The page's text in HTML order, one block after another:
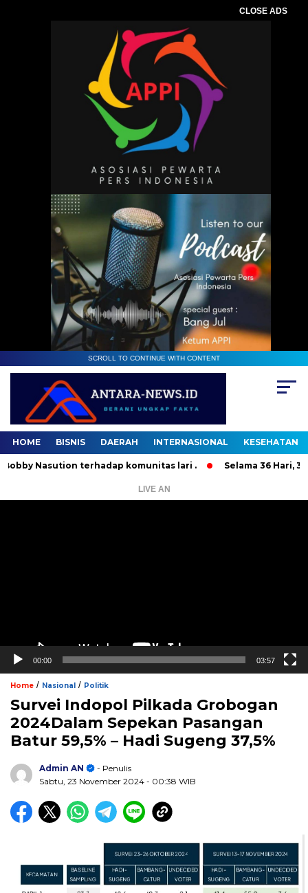
CLOSE ADS
SCROLL TO CONTINUE WITH CONTENT
HOME BISNIS DAERAH INTERNASIONAL KESEHATAN
terhadap komunitas lari . Selama 36 Hari, 37
LIVE AN
00:00 03:57
Home / Nasional / Politik
Survei Indopol Pilkada Grobogan
2024Dalam Sepekan Pasangan
Batur 59,5% – Hadi Sugeng 37,5%
Admin AN
- Penulis
Sabtu, 23 November 2024 - 00:38 WIB